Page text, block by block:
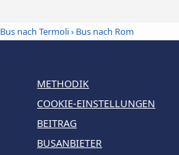
Bus nach Termoli› Bus nach Rom
METHODIK
COOKIE-EINSTELLUNGEN
BEITRAG
BUSANBIETER